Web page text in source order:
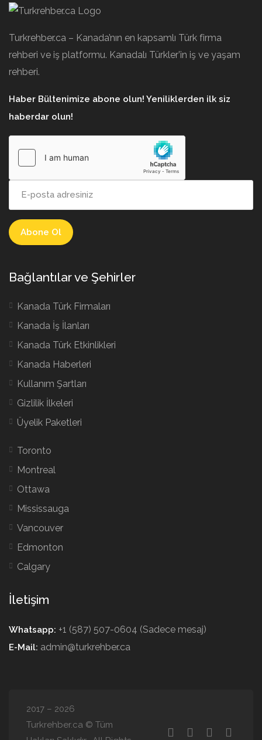
Turkrehber.ca – Kanada’nın en kapsamlı Türk firma
rehberi ve iş platformu. Kanadalı Türkler’in iş ve yaşam
rehberi.
Haber Bültenimize abone olun! Yeniliklerden ilk siz
haberdar olun!
Bağlantılar ve Şehirler
Kanada Türk Firmaları
Kanada İş İlanları
Kanada Türk Etkinlikleri
Kanada Haberleri
Kullanım Şartları
Gizlilik İlkeleri
Üyelik Paketleri
Toronto
Montreal
Ottawa
Mississauga
Vancouver
Edmonton
Calgary
İletişim
Whatsapp: +1 (587) 507-0604 (Sadece mesaj)
E-Mail: admin@turkrehber.ca
2017 – 2026
Turkrehber.ca © Tüm